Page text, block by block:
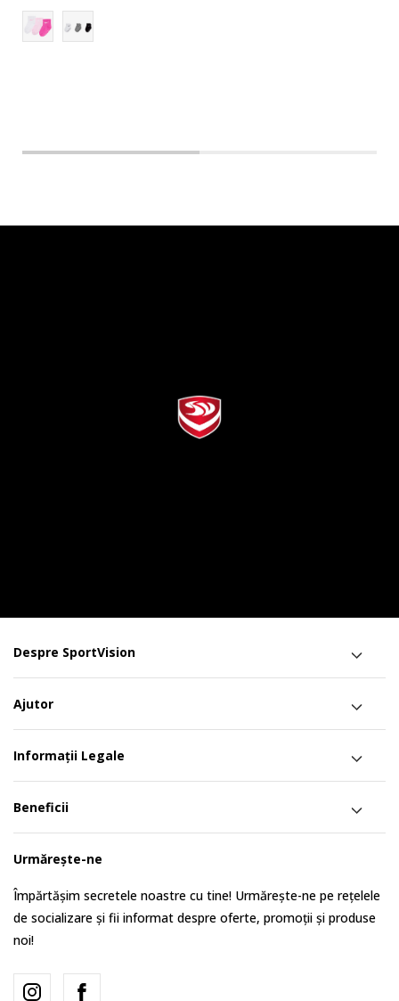
Despre SportVision
Ajutor
Informații Legale
Beneficii
Urmărește-ne
Împărtășim secretele noastre cu tine! Urmărește-ne pe rețelele
de socializare și fii informat despre oferte, promoții și produse
noi!